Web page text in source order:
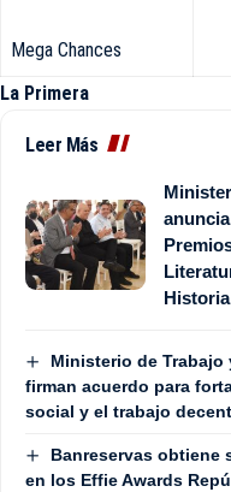
Mega Chances
La Primera
Leer Más
Ministerio de Trabajo
firman acuerdo para
social y el trabajo
Banreservas obtiene
en los Effie Awards